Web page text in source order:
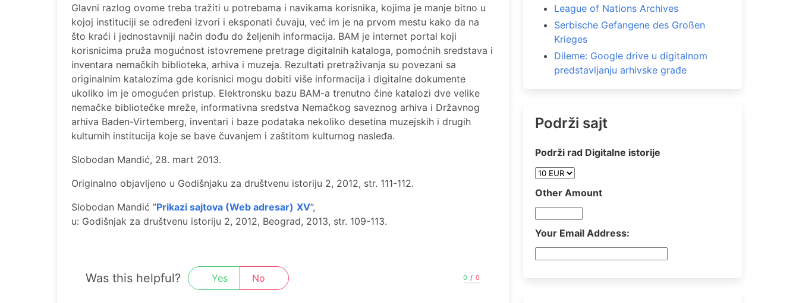
Glavni razlog ovome treba tražiti u potrebama i navikama korisnika, kojima je manje bitno u
kojoj instituciji se određeni izvori i eksponati čuvaju, već im je na prvom mestu kako da na
što kraći i jednostavniji način dođu do željenih informacija. BAM je internet portal koji
korisnicima pruža mogućnost istovremene pretrage digitalnih kataloga, pomoćnih sredstava i
inventara nemačkih biblioteka, arhiva i muzeja. Rezultati pretraživanja su povezani sa
originalnim katalozima gde korisnici mogu dobiti više informacija i digitalne dokumente
ukoliko im je omogućen pristup. Elektronsku bazu BAM-a trenutno čine katalozi dve velike
nemačke bibliotečke mreže, informativna sredstva Nemačkog saveznog arhiva i Državnog
arhiva Baden-Virtemberg, inventari i baze podataka nekoliko desetina muzejskih i drugih
kulturnih institucija koje se bave čuvanjem i zaštitom kulturnog nasleđa.
Slobodan Mandić, 28. mart 2013.
Originalno objavljeno u Godišnjaku za društvenu istoriju 2, 2012, str. 111-112.
Slobodan Mandić ”Prikazi sajtova (Web adrеsar) XV”,
u: Godišnjak za društvеnu istoriju 2, 2012, Bеograd, 2013, str. 109-113.
Was this helpful? Yes No 0 / 0
League of Nations Archives
Serbische Gefangene des Großen
Krieges
Dileme: Google drive u digitalnom
predstavljanju arhivske građe
Podrži sajt
Podrži rad Digitalne istorije
Other Amount
Your Email Address: